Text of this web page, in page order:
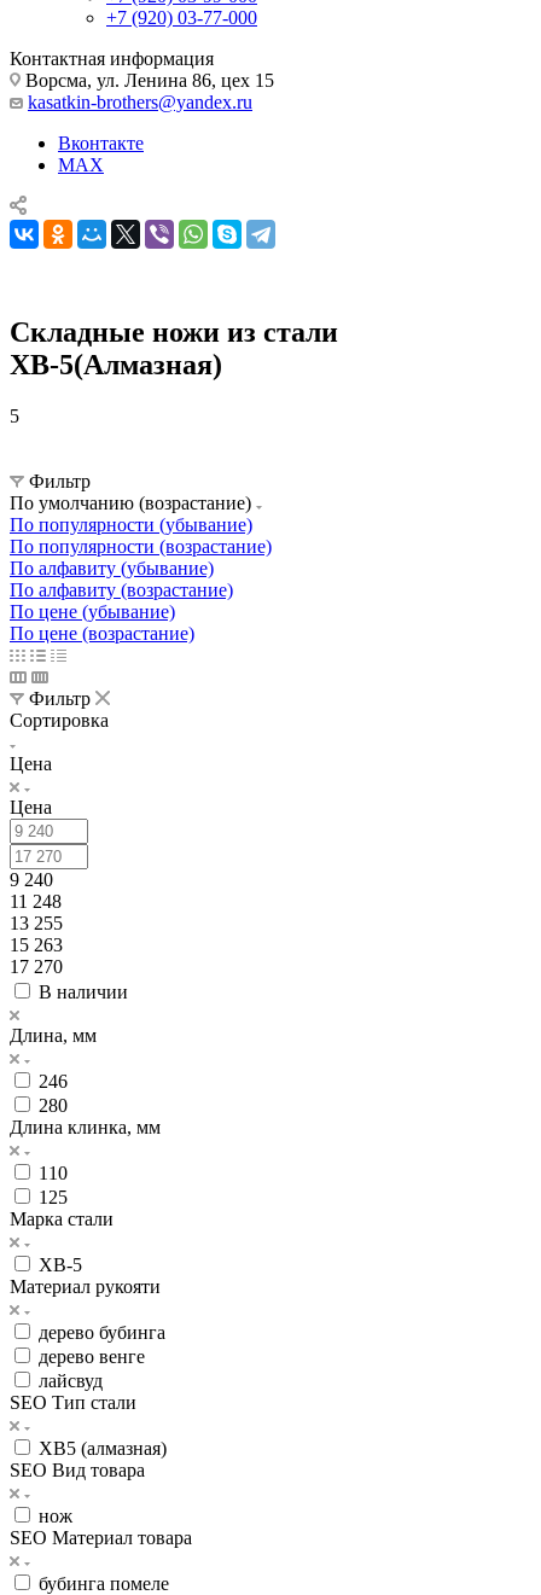
+7 (920) 03-77-000
Контактная информация
Ворсма, ул. Ленина 86, цех 15
kasatkin-brothers@yandex.ru
Вконтакте
MAX
Складные ножи из стали
ХВ-5(Алмазная)
5
Фильтр
По умолчанию (возрастание)
По популярности (убывание)
По популярности (возрастание)
По алфавиту (убывание)
По алфавиту (возрастание)
По цене (убывание)
По цене (возрастание)
Фильтр
Сортировка
Цена
Цена
9 240
11 248
13 255
15 263
17 270
В наличии
Длина, мм
246
280
Длина клинка, мм
110
125
Марка стали
ХВ-5
Материал рукояти
дерево бубинга
дерево венге
лайсвуд
SEO Тип стали
ХВ5 (алмазная)
SEO Вид товара
нож
SEO Материал товара
бубинга помеле